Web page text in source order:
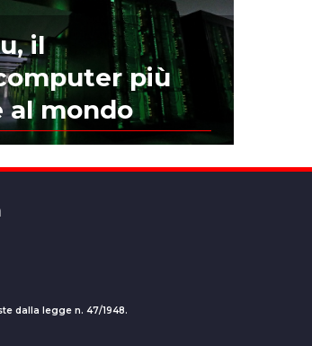
il
più
al mondo
dalla legge n. 47/1948.